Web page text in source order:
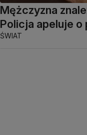
Mężczyzna
Policja apeluje o
ŚWIAT